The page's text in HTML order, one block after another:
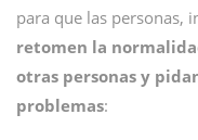
para que las personas,
retomen la
otras personas y
problemas: